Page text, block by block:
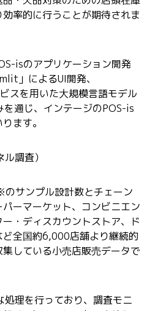
率的に行うことが期待されま
isのアプリケーション開発
」によるUI開発、
スを用いた大規模言語モデル
を通じ、インテージのPOS-is
ます。
調査）
サンプル設計数とチェーン
ーマーケット、コンビニエン
・ディスカウントストア、ド
全国約6,000店舗より継続的
している小売店販売データで
処理を行っており、調査モニ